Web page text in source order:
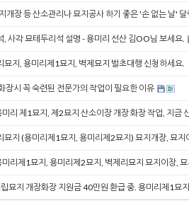
개장 등 산소관리나 묘지공사 하기 좋은 '손 없는 날' 달
, 사각 묘테두리석 설명 - 용미리 선산 김OO님 보세요.
묘지, 용미리제1묘지, 벽제묘지 벌초대행 신청하세요.
장시 꼭 숙련된 전문가의 작업이 필요한 이유
리 제1묘지, 제2묘지 산소이장 개장 화장 작업, 지금
묘지 (용미리제1묘지, 용미리제2묘지) 묘지개장, 묘지
리제1묘지, 용미리제2묘지, 벽제리묘지 묘지이장,
묘지 개장화장 지원금 40만원 환급 중. 용미리제1묘